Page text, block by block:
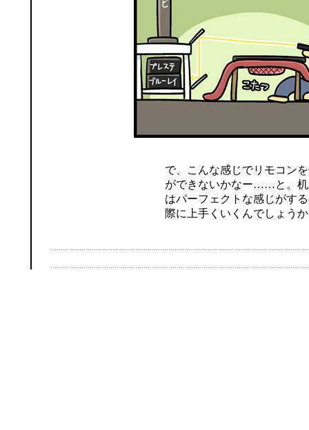
で、こんな感じでリモコン
ができないかなー……と。机
はパーフェクトな感じがす
際に上手くいくんでしょう